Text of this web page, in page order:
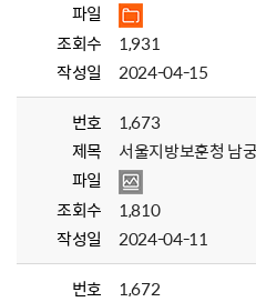
파일
조회수
1,931
작성일
2024-04-15
번호
1,673
제목
서울지방보훈청 남
파일
조회수
1,810
작성일
2024-04-11
번호
1,672